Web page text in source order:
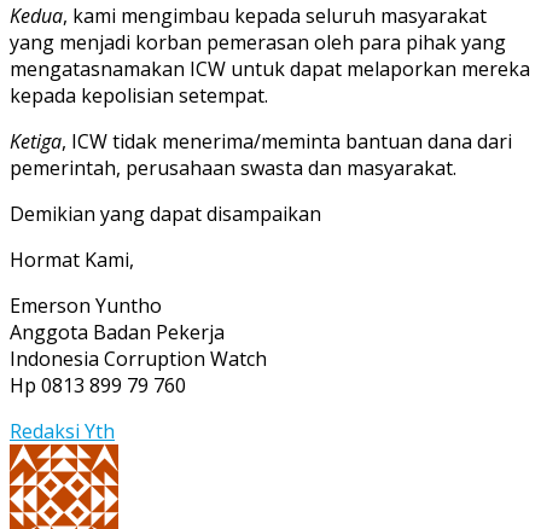
Kedua, kami mengimbau kepada seluruh masyarakat
yang menjadi korban pemerasan oleh para pihak yang
mengatasnamakan ICW untuk dapat melaporkan mereka
kepada kepolisian setempat.
Ketiga, ICW tidak menerima/meminta bantuan dana dari
pemerintah, perusahaan swasta dan masyarakat.
Demikian yang dapat disampaikan
Hormat Kami,
Emerson Yuntho
Anggota Badan Pekerja
Indonesia Corruption Watch
Hp 0813 899 79 760
Redaksi Yth